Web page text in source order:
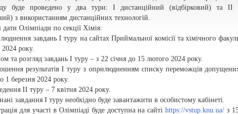
буде проведено у два тури: І дистанційний (відбірковий) та ІІ
з використанням дистанційних технологій.
Олімпіади по секції Хімія:
завдань І туру на сайтах Приймальної комісії та хімічного
2024 року.
та розгляд завдань І туру – з 22 січня до 15 лютого 2024 року.
результатів І туру з оприлюдненням списку переможців
1 березня 2024 року.
ІІ туру – 7 квітня 2024 року.
завдання І туру необхідно буде завантажити в особистому кабінеті.
для участі в Олімпіаді буде доступна на сайті https://vstup.knu.ua/з